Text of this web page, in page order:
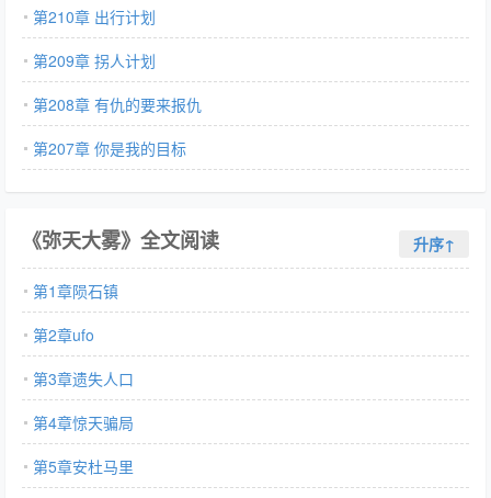
第210章 出行计划
第209章 拐人计划
第208章 有仇的要来报仇
第207章 你是我的目标
《弥天大雾》全文阅读 升序↑
第1章陨石镇
第2章ufo
第3章遗失人口
第4章惊天骗局
第5章安杜马里